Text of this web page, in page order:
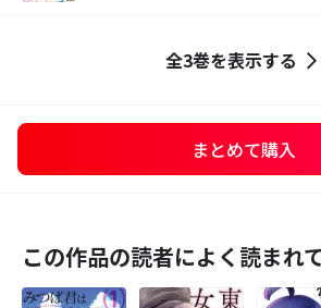
全3巻を表示する
まとめて購入
この作品の読者によく読まれ